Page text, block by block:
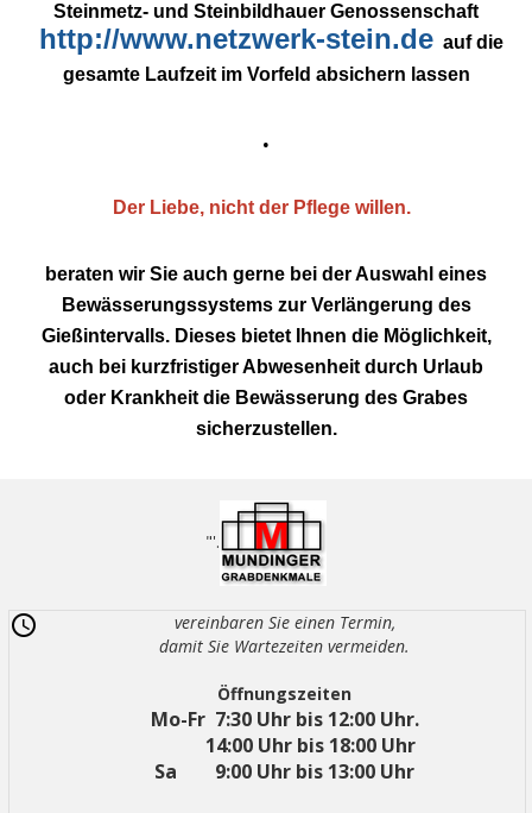
Steinmetz- und Steinbildhauer Genossenschaft
http://www.netzwerk-stein.deauf die
gesamte Laufzeit im Vorfeld absichern lassen
.
Der Liebe, nicht der Pflege willen.
beraten wir Sie auch gerne bei der Auswahl eines
Bewässerungssystems zur Verlängerung des
Gießintervalls. Dieses bietet Ihnen die Möglichkeit,
auch bei kurzfristiger Abwesenheit durch Urlaub
oder Krankheit die Bewässerung des Grabes
sicherzustellen.
"'.
vereinbaren Sie einen Termin,
damit Sie Wartezeiten vermeiden.
Öffnungszeiten
Mo-Fr 7:30 Uhr bis 12:00 Uhr.
14:00 Uhr bis 18:00 Uhr
Sa 9:00 Uhr bis 13:00 Uhr